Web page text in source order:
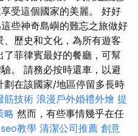
受這個國家的美麗。 好好
些神奇島嶼的難忘之旅做好
歷史和文化，為所有遊客
菲律賓最好的餐廳，可幫
。 請務必按時還車，以避
劃在該國家/地區停留多長時
筋技術 浪漫戶外婚禮外燴 提
略 然而，有些事情幾乎在任
教學 清潔公司推薦 創意